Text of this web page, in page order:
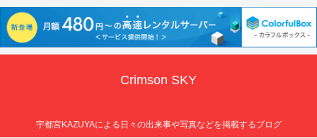
Crimson SKY
宇都宮KAZUYAによる日々の出来事や写真などを掲載するブログ